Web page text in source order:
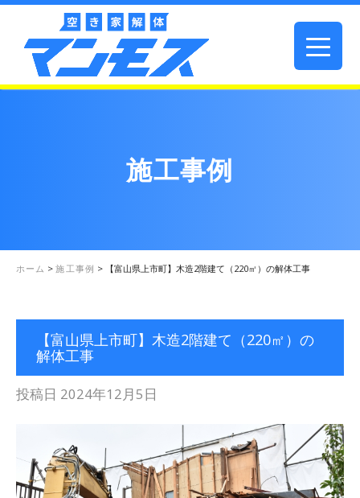
施工事例
ホーム >施工事例 > 【富山県上市町】木造2階建て（220㎡）の解体工事
【富山県上市町】木造2階建て（220㎡）の
解体工事
投稿日 2024年12月5日